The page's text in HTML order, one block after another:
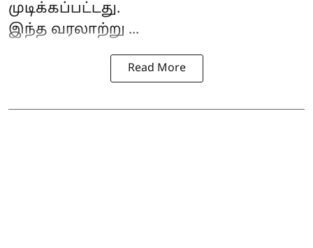
முடிக்கப்பட்டது.
இந்த வரலாற்று ...
Read More